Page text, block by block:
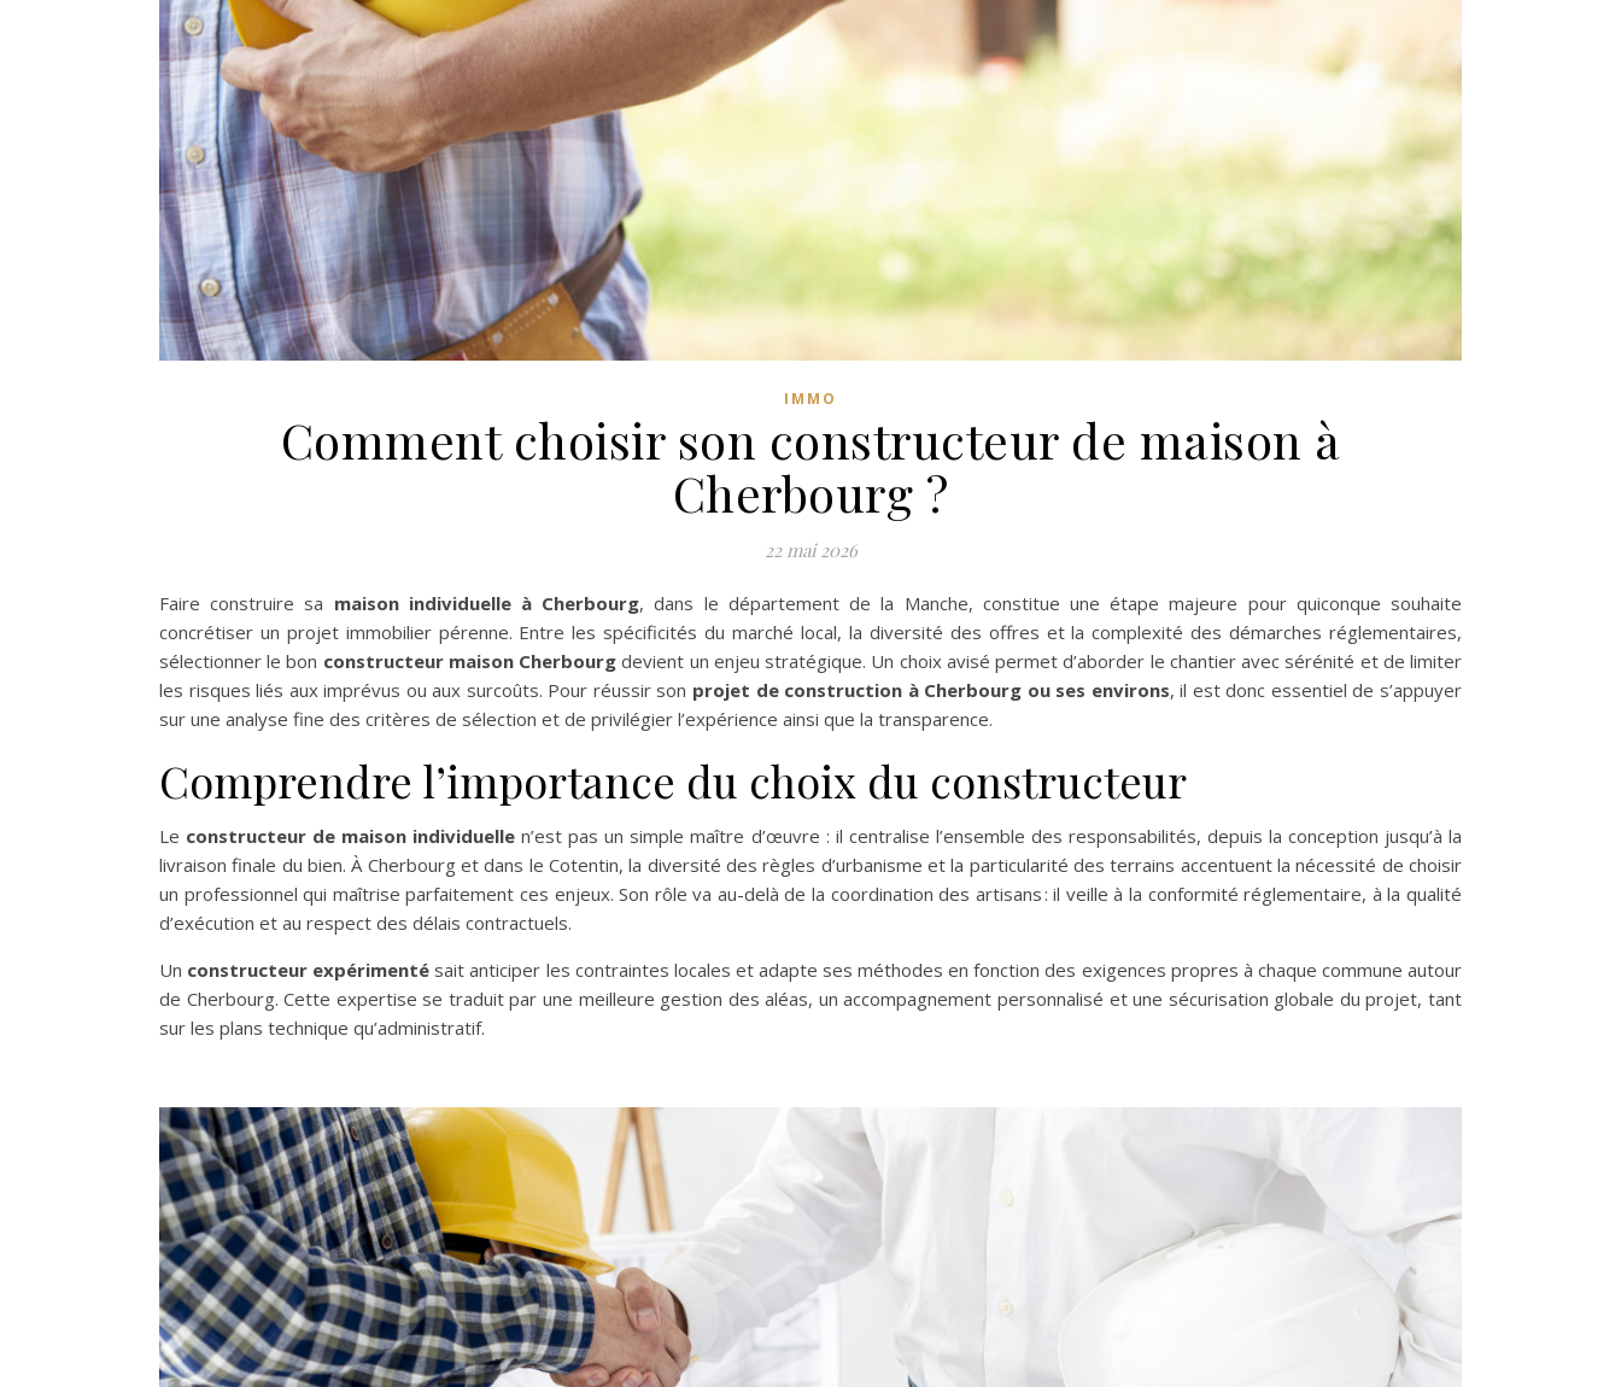
IMMO
Comment choisir son constructeur de maison à
Cherbourg ?
22 mai 2026
Faire construire sa maison individuelle à Cherbourg, dans le département de la Manche, constitue une étape majeure pour quiconque souhaite
concrétiser un projet immobilier pérenne. Entre les spécificités du marché local, la diversité des offres et la complexité des démarches réglementaires,
sélectionner le bon constructeur maison Cherbourg devient un enjeu stratégique. Un choix avisé permet d’aborder le chantier avec sérénité et de limiter
les risques liés aux imprévus ou aux surcoûts. Pour réussir son projet de construction à Cherbourg ou ses environs, il est donc essentiel de s’appuyer
sur une analyse fine des critères de sélection et de privilégier l’expérience ainsi que la transparence.
Comprendre l’importance du choix du constructeur
Le constructeur de maison individuelle n’est pas un simple maître d’œuvre : il centralise l’ensemble des responsabilités, depuis la conception jusqu’à la
livraison finale du bien. À Cherbourg et dans le Cotentin, la diversité des règles d’urbanisme et la particularité des terrains accentuent la nécessité de choisir
un professionnel qui maîtrise parfaitement ces enjeux. Son rôle va au-delà de la coordination des artisans : il veille à la conformité réglementaire, à la qualité
d’exécution et au respect des délais contractuels.
Un constructeur expérimenté sait anticiper les contraintes locales et adapte ses méthodes en fonction des exigences propres à chaque commune autour
de Cherbourg. Cette expertise se traduit par une meilleure gestion des aléas, un accompagnement personnalisé et une sécurisation globale du projet, tant
sur les plans technique qu’administratif.